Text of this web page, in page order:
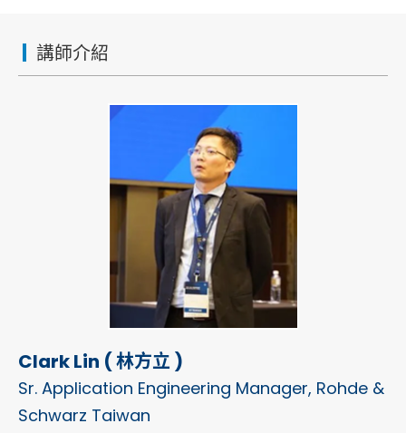
講師介紹
Clark Lin ( 林方立 )
Sr. Application Engineering Manager, Rohde &
Schwarz Taiwan